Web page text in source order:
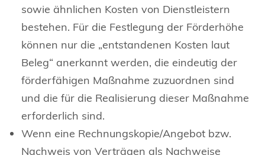
sowie ähnlichen Kosten von Dienstleistern
bestehen. Für die Festlegung der Förderhöhe
können nur die „entstandenen Kosten laut
Beleg“ anerkannt werden, die eindeutig der
förderfähigen Maßnahme zuzuordnen sind
und die für die Realisierung dieser Maßnahme
erforderlich sind.
Wenn eine Rechnungskopie/Angebot bzw.
Nachweis von Verträgen als Nachweise